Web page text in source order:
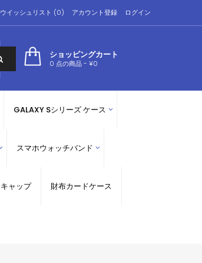
ウイッシュリスト (0) アカウント登録 ログイン
ショッピングカート
0 点の商品 - ¥0
GALAXY Sシリーズ ケース
スマホウォッチバンド
キャップ 財布カードケース